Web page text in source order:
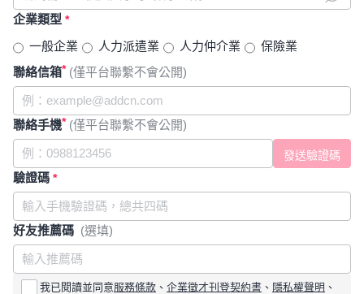
企業類型 *
一般企業 人力派遣業 人力仲介業
保險業
聯絡信箱* (僅平台聯繫不會公開)
聯絡手機* (僅平台聯繫不會公開)
驗證碼 *
好友推薦碼 (選填)
我已閱讀並同意服務條款 、 企業徵才刊登契約書 、 隱私權聲明 、